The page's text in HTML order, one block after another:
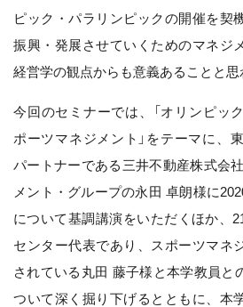
ピック・パラリンピックの開催を契
振興・発展させていくためのマネジ
経営学の観点からも意義あることと思
今回のセミナーでは、「オリンピッ
ポーツマネジメント」をテーマに、
パートナーである三井不動産株式会
メント・グループの永田 卓朗様に
について基調講演をいただくほか、
センター代表であり、スポーツマネ
されている丸田 藤子様と本学教員と
ついて深く掘り下げるとともに、本